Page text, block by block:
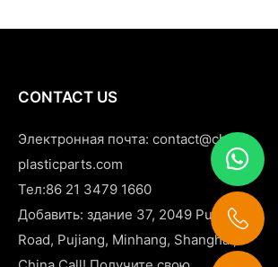
CONTACT US
Электронная почта:contact@china-
plasticparts.com
Тел:86 21 3479 1660
Добавить: здание 37, 2049 Pujin
Road, Pujiang, Minhang, Shanghai,